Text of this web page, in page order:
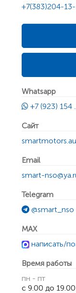
+7(383)204-13-
Whatsapp
+7 (923) 154 ...
Сайт
Email
smart-
Telegram
@smart_nso
MAX
написать/
Время работы
пн - пт
с 9.00 до 19.00